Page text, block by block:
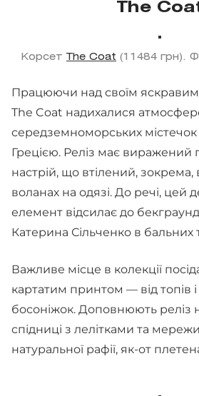
The
Корсет The Coat (11484 грн).
Працюючи над своїм яскравим
The Coat надихалися
середземноморських
Грецією. Реліз має виражений
настрій, що втілений,
воланах на одязі. До речі, цей
елемент відсилає до
Катерина Сільченко в бальних
Важливе місце в колекції
картатим принтом — від топів і
босоніжок. Доповнюють реліз
спідниці з лелітками та
натуральної рафії, як-от